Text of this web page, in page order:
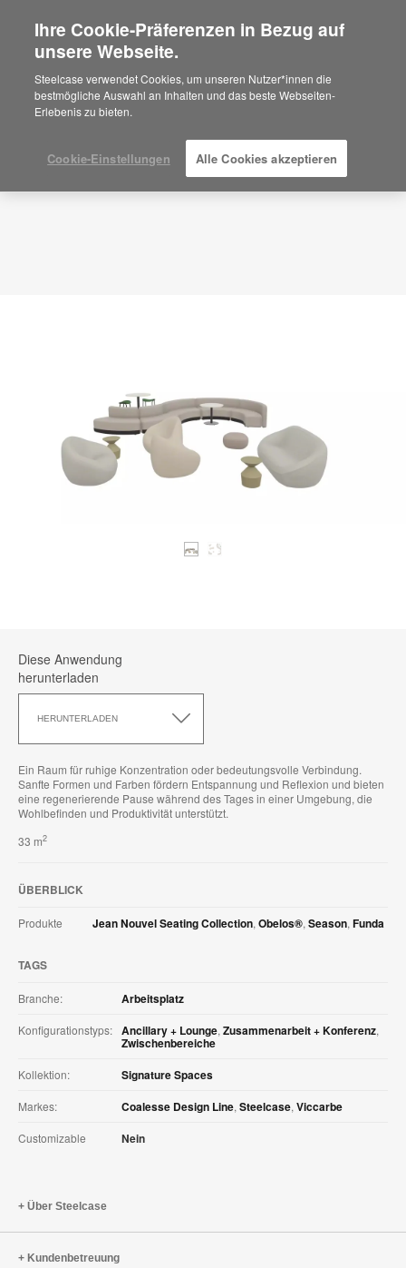
Are you in United States?
Would you like to see Products we sell in
your region?
Americas
Español
Planungsidee
ID: CR8FB6UQ
Diese Anwendung
herunterladen
HERUNTERLADEN
Anwendung
Ein Raum für ruhige Konzentration oder bedeutungsvolle Verbindung.
Sanfte Formen und Farben fördern Entspannung und Reflexion und bieten
eine regenerierende Pause während des Tages in einer Umgebung, die
Wohlbefinden und Produktivität unterstützt.
33 m2
ÜBERBLICK
Produkte Jean Nouvel Seating Collection, Obelos®, Season, Funda
TAGS
Branche: Arbeitsplatz
Konfigurationstyps: Ancillary + Lounge, Zusammenarbeit + Konferenz,
Zwischenbereiche
Kollektion: Signature Spaces
Markes: Coalesse Design Line, Steelcase, Viccarbe
Customizable Nein
Über Steelcase
Kundenbetreuung
Ihre Cookie-Präferenzen in Bezug auf
unsere Webseite.
Steelcase verwendet Cookies, um unseren Nutzer*innen die
bestmögliche Auswahl an Inhalten und das beste Webseiten-
Erlebenis zu bieten.
Cookie-Einstellungen Alle Cookies akzeptieren